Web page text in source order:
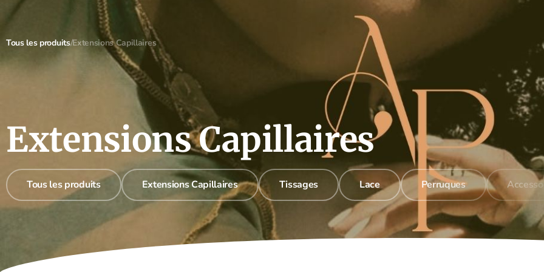
Boutique Prise de rdvProfessionnels Se connecter
Tous les produits/Extensions Capillaires
Extensions Capillaires
Tous les produits Extensions Capillaires Tissages Lace Perruques